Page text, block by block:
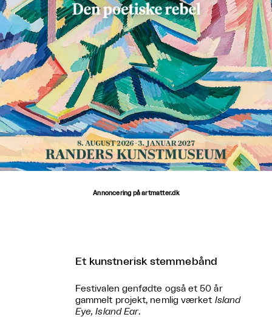
Annoncering på artmatter.dk
Et kunstnerisk stemmebånd
Festivalen genfødte også et 50 år
gammelt projekt, nemlig værket Island
Eye, Island Ear.